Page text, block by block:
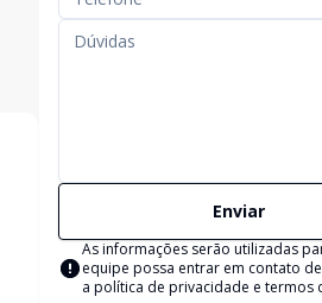
Enviar
As informações serão utilizadas
equipe possa entrar em contato
a política de privacidade e termos